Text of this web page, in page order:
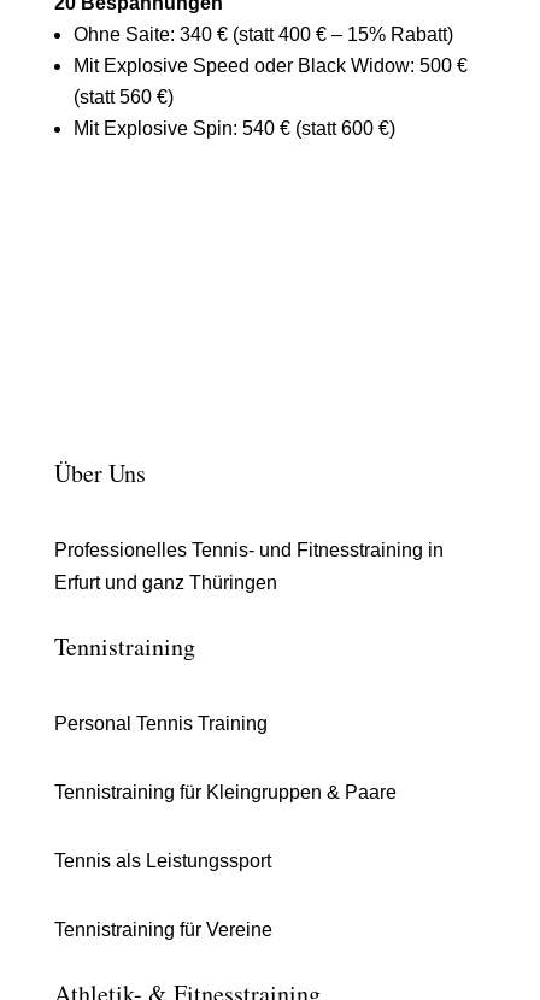
Ohne Saite: 340 € (statt 400 € – 15% Rabatt)
Mit Explosive Speed oder Black Widow: 500 €
(statt 560 €)
Mit Explosive Spin: 540 € (statt 600 €)
Über Uns
Professionelles Tennis- und Fitnesstraining in
Erfurt und ganz Thüringen
Tennistraining
Personal Tennis Training
Tennistraining für Kleingruppen & Paare
Tennis als Leistungssport
Tennistraining für Vereine
Athletik- & Fitnesstraining